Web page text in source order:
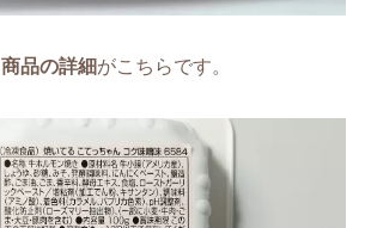
商品の詳細がこちらです。